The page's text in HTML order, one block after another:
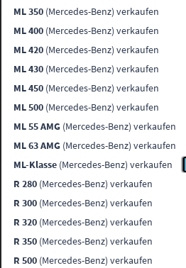
ML 350 (Mercedes-Benz) verkaufen
ML 400 (Mercedes-Benz) verkaufen
ML 420 (Mercedes-Benz) verkaufen
ML 430 (Mercedes-Benz) verkaufen
ML 450 (Mercedes-Benz) verkaufen
ML 500 (Mercedes-Benz) verkaufen
ML 55 AMG (Mercedes-Benz) verkaufen
ML 63 AMG (Mercedes-Benz) verkaufen
ML-Klasse (Mercedes-Benz) verkaufen
R 280 (Mercedes-Benz) verkaufen
R 300 (Mercedes-Benz) verkaufen
R 320 (Mercedes-Benz) verkaufen
R 350 (Mercedes-Benz) verkaufen
R 500 (Mercedes-Benz) verkaufen